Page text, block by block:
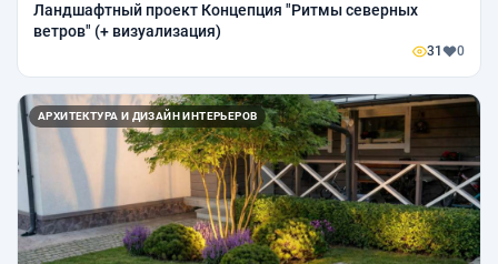
Ландшафтный проект Концепция "Ритмы северных
ветров" (+ визуализация)
31 0
АРХИТЕКТУРА И ДИЗАЙН ИНТЕРЬЕРОВ